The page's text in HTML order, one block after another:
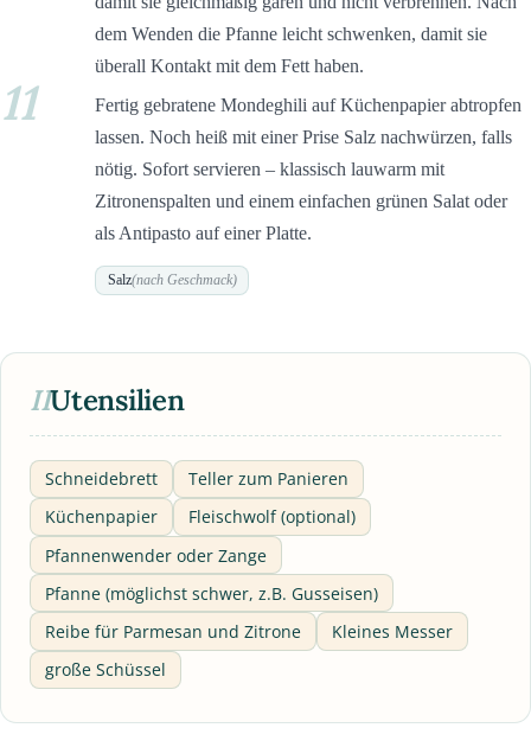
dem Wenden die Pfanne leicht schwenken, damit sie
überall Kontakt mit dem Fett haben.
11
Fertig gebratene Mondeghili auf Küchenpapier abtropfen
lassen. Noch heiß mit einer Prise Salz nachwürzen, falls
nötig. Sofort servieren – klassisch lauwarm mit
Zitronenspalten und einem einfachen grünen Salat oder
als Antipasto auf einer Platte.
Salz(nach Geschmack)
IIUtensilien
Schneidebrett
Teller zum Panieren
Küchenpapier
Fleischwolf (optional)
Pfannenwender oder Zange
Pfanne (möglichst schwer, z.B. Gusseisen)
Reibe für Parmesan und Zitrone
Kleines Messer
große Schüssel